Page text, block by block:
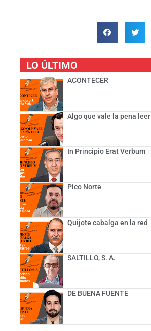
LO ÚLTIMO
ACONTECER
Algo que vale la pena leer
In Principio Erat Verbum
Pico Norte
Quijote cabalga en la red
SALTILLO, S. A.
DE BUENA FUENTE